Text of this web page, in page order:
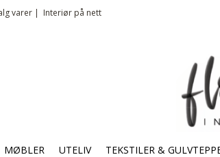
varer | Interiør på nett
MØBLER UTELIV TEKSTILER &